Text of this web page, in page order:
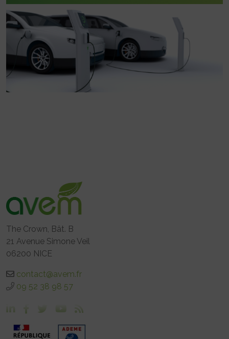
The Crown, Bât. B
21 Avenue Simone Veil
06200 NICE
contact@avem.fr
09 52 38 98 57